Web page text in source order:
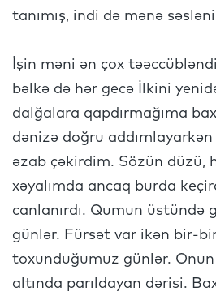
tanımış, indi də mənə
İşin məni ən çox
bəlkə də hər gecə İlkini
dalğalara qapdırmağıma
dənizə doğru
əzab çəkirdim. Sözün düzü,
xəyalımda ancaq burda
canlanırdı. Qumun üstündə
günlər. Fürsət var ikən bir-
toxunduğumuz günlər. Onun
altında parıldayan dərisi.